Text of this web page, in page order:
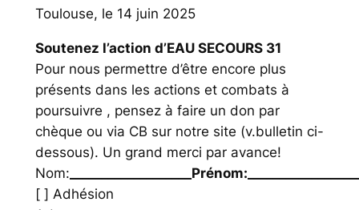
Toulouse, le 14 juin 2025
Soutenez l’action d’EAU SECOURS 31
Pour nous permettre d’être encore plus
présents dans les actions et combats à
poursuivre , pensez à faire un don par
chèque ou via CB sur notre site (v.bulletin ci­-
dessous). Un grand merci par avance!
Nom:
[ ] Adhésion